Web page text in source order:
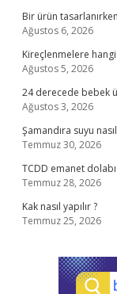
Bir ürün
Ağustos 6, 2026
Kireçlenmelere
Ağustos 5, 2026
24 derecede bebek
Ağustos 3, 2026
Şamandıra suyu
Temmuz 30, 2026
TCDD emanet
Temmuz 28, 2026
Kak nasıl yapılır ?
Temmuz 25, 2026